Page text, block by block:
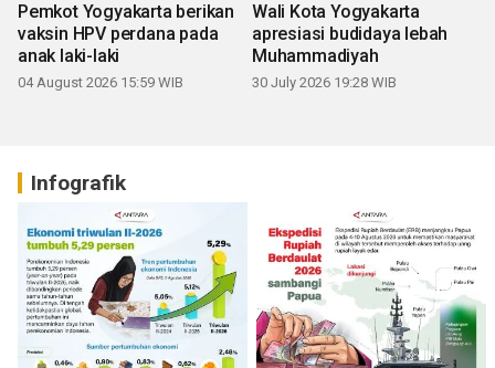
Pemkot Yogyakarta berikan
vaksin HPV perdana pada
anak laki-laki
04 August 2026 15:59 WIB
Wali Kota Yogyakarta
apresiasi budidaya lebah
Muhammadiyah
30 July 2026 19:28 WIB
Infografik